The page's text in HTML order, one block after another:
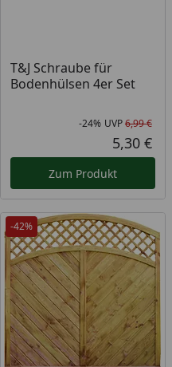
in ProzentPreis
Preis
T&J Schraube für
Bodenhülsen 4er Set
-24% UVP6,99 €
5,30 €
Zum Produkt
-42%